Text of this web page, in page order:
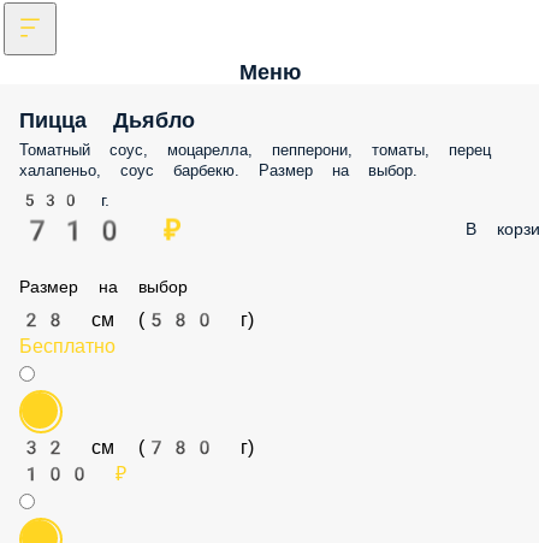
Меню
Пицца Дьябло
Томатный соус, моцарелла, пепперони, томаты, перец
халапеньо, соус барбекю. Размер на выбор.
530 г.
710 ₽ В
Размер на выбор
28 см (580 г)
Бесплатно
32 см (780 г)
100 ₽